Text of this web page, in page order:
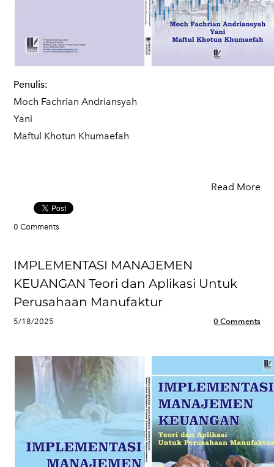
Penulis:
Moch Fachrian Andriansyah
Yani
Maftul Khotun Khumaefah
Read More
0 Comments
IMPLEMENTASI MANAJEMEN
KEUANGAN Teori dan Aplikasi Untuk
Perusahaan Manufaktur
5/18/2025 0 Comments